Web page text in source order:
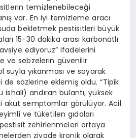
temizlenebileceği
var. En iyi temizleme aracı
bekletmek pestisitleri büyük
15-30 dakika arası karbonatlı
ediyoruz” ifadelerini
ve sebzelerin güvenilir
suyla yıkanması ve soyarak
sözlerine eklemiş oldu. “Tipik
andıran bulantı, yüksek
akut semptomlar görülüyor. Acil
ve tüketilen gıdaları
zehirlenmeleri ortaya
ziyade kronik olarak